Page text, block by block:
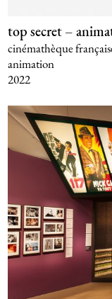
top secret –
cinémathèque
animation
2022